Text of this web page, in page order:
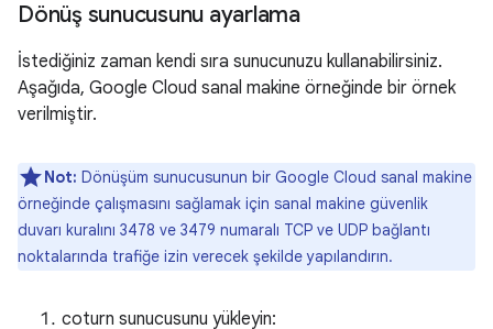
Dönüş sunucusunu ayarlama
İstediğiniz zaman kendi sıra sunucunuzu kullanabilirsiniz.
Aşağıda, Google Cloud sanal makine örneğinde bir örnek
verilmiştir.
Not: Dönüşüm sunucusunun bir Google Cloud sanal makine
örneğinde çalışmasını sağlamak için sanal makine güvenlik
duvarı kuralını 3478 ve 3479 numaralı TCP ve UDP bağlantı
noktalarında trafiğe izin verecek şekilde yapılandırın.
coturn sunucusunu yükleyin: